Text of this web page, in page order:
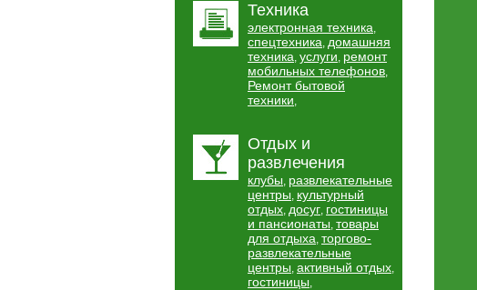
Техника
электронная техника,
спецтехника, домашняя
техника, услуги, ремонт
мобильных телефонов,
Ремонт бытовой
техники,
Отдых и
развлечения
клубы, развлекательные
центры, культурный
отдых, досуг, гостиницы
и пансионаты, товары
для отдыха, торгово-
развлекательные
центры, активный отдых,
гостиницы,